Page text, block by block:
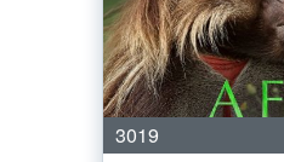
3019